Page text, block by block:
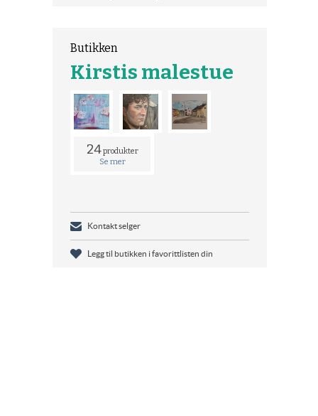
Butikken
Kirstis malestue
24produkter
Se mer
Kontakt selger
Legg til butikken i favorittlisten din